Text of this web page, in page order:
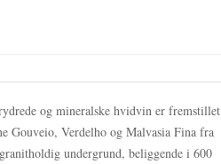
og mineralske hvidvin er fremstillet
Gouveio, Verdelho og Malvasia Fina fra
undergrund, beliggende i 600